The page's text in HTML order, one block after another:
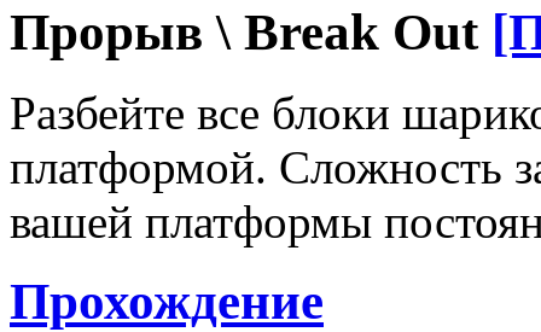
Прорыв \ Break Out
Разбейте все блоки
платформой. Сложность
вашей платформы
Прохождение